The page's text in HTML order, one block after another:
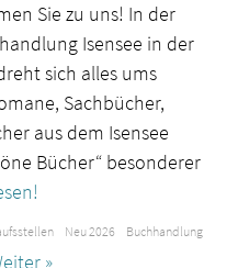
Sie zu uns! In der
Isensee in der
sich alles ums
Sachbücher,
aus dem Isensee
Bücher“ besonderer
Neu 2026 Buchhandlung
»